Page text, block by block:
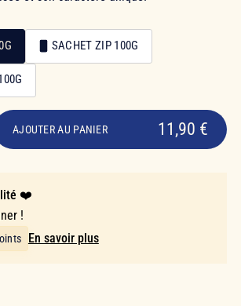
SACHET ZIP 100G
AJOUTER AU PANIER 11,90 €
❤️
!
En savoir plus